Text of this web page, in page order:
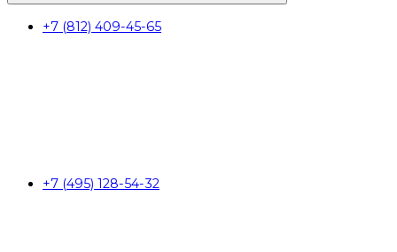
+7 (812) 409-45-65
+7 (495) 128-54-32